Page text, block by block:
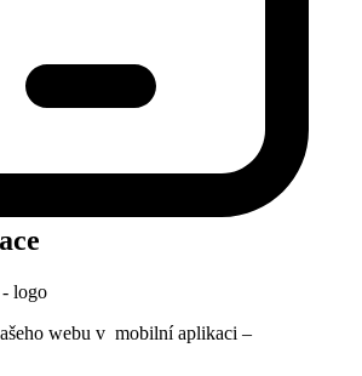
webu v mobilní aplikaci –